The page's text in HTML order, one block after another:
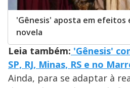
'Gênesis' aposta em efeitos
novela
Leia também: 'Gênesis'
SP, RJ, Minas, RS e no
Ainda, para se adaptar à